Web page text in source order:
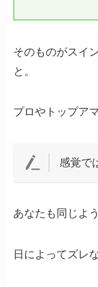
そのものがスイ
と。
プロやトップア
感覚で
あなたも同じよ
日によってズレ